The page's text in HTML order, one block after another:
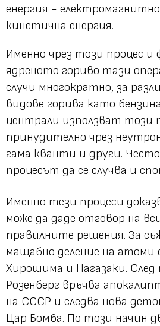
енергия -
кинетична енергия.
Именно чрез този процес и
ядреното гориво тази
случи многократно, за
видове горива като
централи използват този
принудително чрез
гама кванти и други.
процесът да се случва и
Именно тези процеси
може да даде отговор на
правилните решения. За
мащабно деление на атоми
Хирошима и Нагазаки.
Розенберг връчва
на СССР и следва нова
Цар Бомба. По този начин